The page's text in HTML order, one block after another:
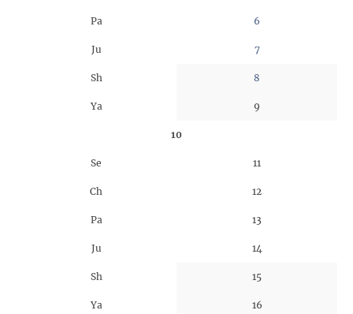
Pa 6
Ju 7
Sh 8
Ya 9
10
Se 11
Ch 12
Pa 13
Ju 14
Sh 15
Ya 16